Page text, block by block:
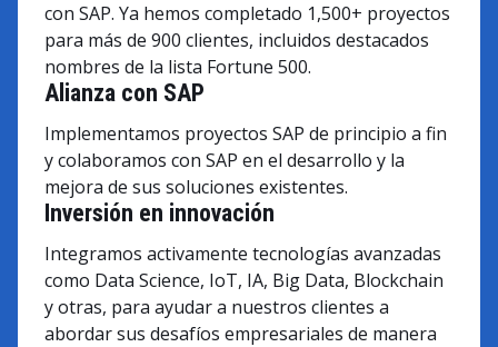
con SAP. Ya hemos completado 1,500+ proyectos
para más de 900 clientes, incluidos destacados
nombres de la lista Fortune 500.
Alianza con SAP
Implementamos proyectos SAP de principio a fin
y colaboramos con SAP en el desarrollo y la
mejora de sus soluciones existentes.
Inversión en innovación
Integramos activamente tecnologías avanzadas
como Data Science, IoT, IA, Big Data, Blockchain
y otras, para ayudar a nuestros clientes a
abordar sus desafíos empresariales de manera